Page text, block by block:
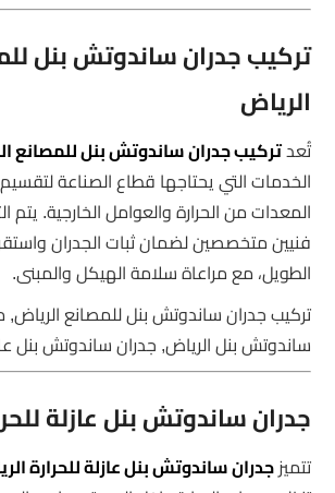
تركيب جدران ساندوتش بنل
الرياض
تُعدتركيب جدران ساندوتش بنل للمصانع
الخدمات التي يحتاجها قطاع الصناعة
المعدات من الحرارة والعوامل الخارجية. يتم
فنيين متخصصين لضمان ثبات الجدران
الطويل، مع مراعاة سلامة الهيكل والمبنى.
تركيب جدران ساندوتش بنل للمصانع
ساندوتش بنل الرياض, جدران ساندوتش بنل
جدران ساندوتش بنل عازلة
تتميزجدران ساندوتش بنل عازلة للحرارة